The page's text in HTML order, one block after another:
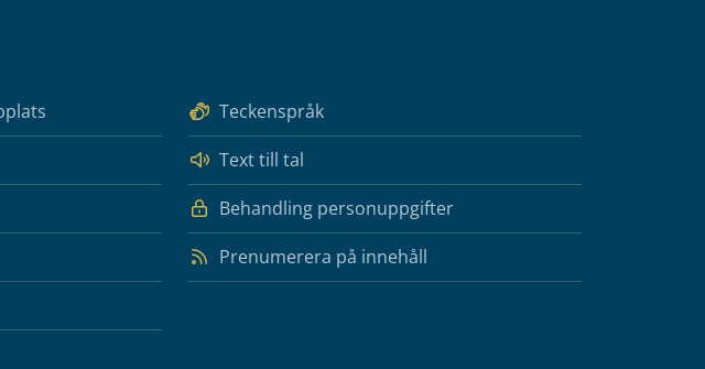
Teckenspråk
Text till tal
Behandling personuppgifter
Prenumerera på innehåll